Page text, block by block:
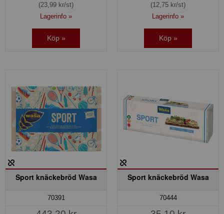
(23,99 kr/st)
Lagerinfo »
Köp »
(12,75 kr/st)
Lagerinfo »
Köp »
Sport knäckebröd Wasa
70391
Sport knäckebröd Wasa
70444